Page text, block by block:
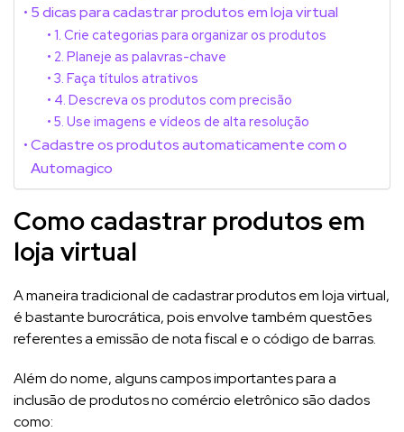
5 dicas para cadastrar produtos em loja virtual
1. Crie categorias para organizar os produtos
2. Planeje as palavras-chave
3. Faça títulos atrativos
4. Descreva os produtos com precisão
5. Use imagens e vídeos de alta resolução
Cadastre os produtos automaticamente com o
Automagico
Como cadastrar produtos em
loja virtual
A maneira tradicional de cadastrar produtos em loja virtual,
é bastante burocrática, pois envolve também questões
referentes a emissão de nota fiscal e o código de barras.
Além do nome, alguns campos importantes para a
inclusão de produtos no comércio eletrônico são dados
como: